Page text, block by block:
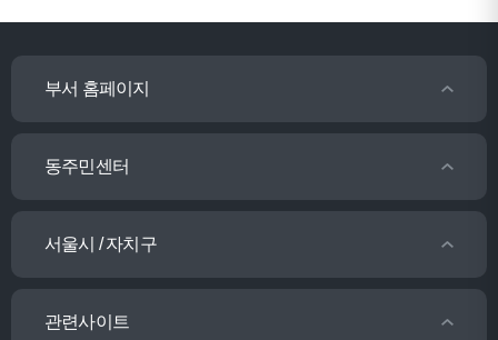
부서 홈페이지
동주민센터
서울시 / 자치구
관련사이트